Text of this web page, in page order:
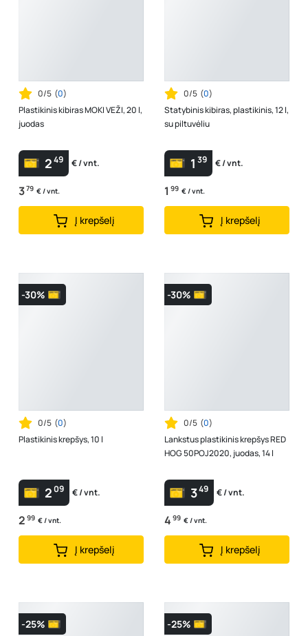
0/5 (0)
Plastikinis kibiras MOKI VEŽI, 20 l,
juodas
249 € / vnt.
379 € / vnt.
Į krepšelį
0/5 (0)
Statybinis kibiras, plastikinis, 12 l,
su piltuvėliu
1 39 € / vnt.
1 99 € / vnt.
Į krepšelį
-30%
0/5 (0)
Plastikinis krepšys, 10 l
209 € / vnt.
2 99 € / vnt.
Į krepšelį
-30%
0/5 (0)
Lankstus plastikinis krepšys RED
HOG 50POJ2020, juodas, 14 l
349 € / vnt.
4 99 € / vnt.
Į krepšelį
-25% -25%